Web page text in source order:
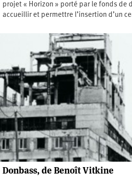
projet « Horizon » porté par le fonds de
accueillir et permettre l’insertion d’un
Donbass, de Benoît Vitkine